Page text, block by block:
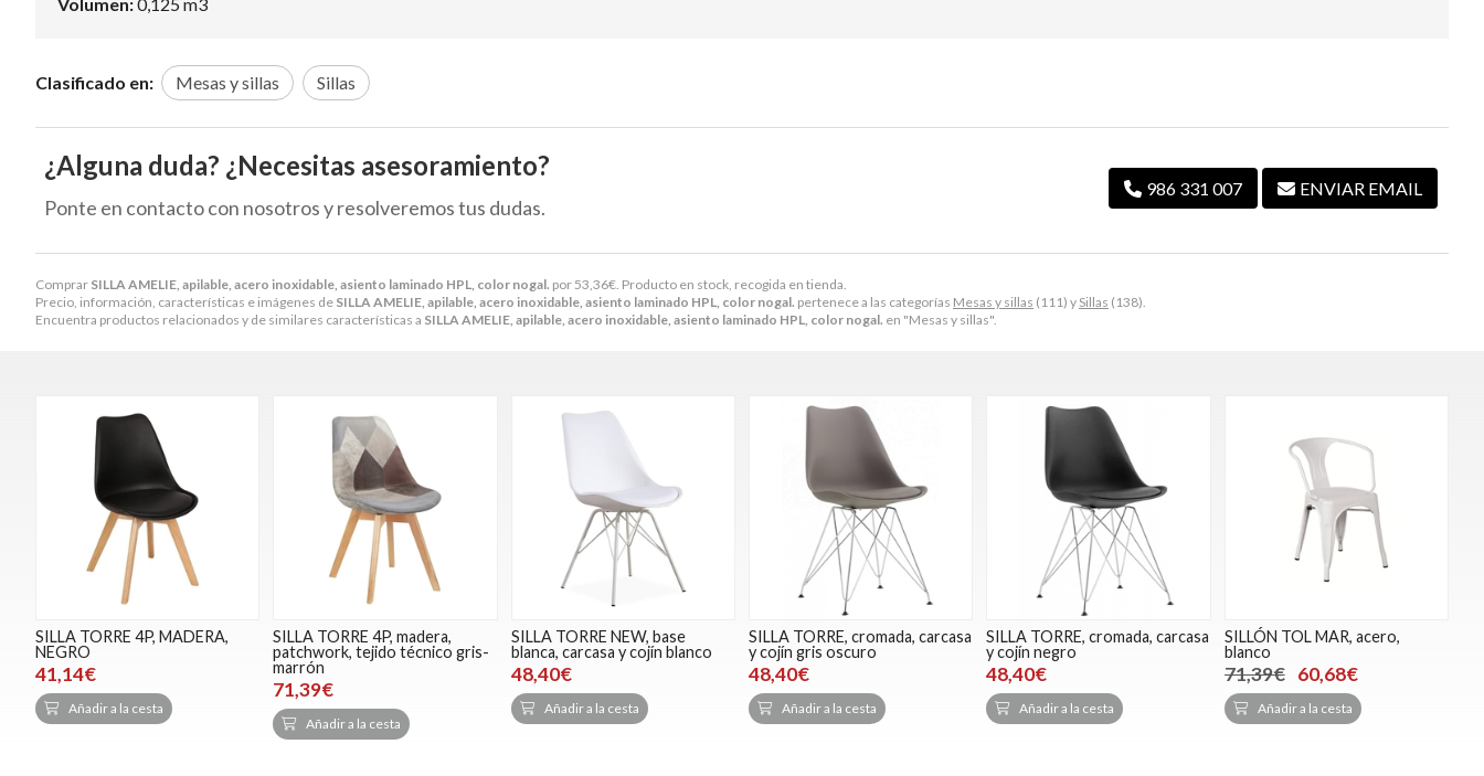
Comprar SILLA AMELIE, apilable, acero inoxidable, asiento laminado HPL, color nogal. por 53,36€. Producto en stock, recogida en tienda.
Precio, información, características e imágenes de SILLA AMELIE, apilable, acero inoxidable, asiento laminado HPL, color nogal. pertenece a las categorías Mesas y sillas (111) y Sillas (138).
Encuentra productos relacionados y de similares características a SILLA AMELIE, apilable, acero inoxidable, asiento laminado HPL, color nogal. en "Mesas y sillas".
Clasificado en: Mesas y sillas Sillas
¿Alguna duda? ¿Necesitas asesoramiento?
Ponte en contacto con nosotros y resolveremos tus dudas.
986 331 007 ENVIAR EMAIL
SILLA TORRE 4P, MADERA,
NEGRO
41,14€
Añadir a la cesta
SILLA TORRE 4P, madera,
patchwork, tejido técnico gris-
marrón
71,39€
Añadir a la cesta
SILLA TORRE NEW, base
blanca, carcasa y cojín blanco
48,40€
Añadir a la cesta
SILLA TORRE, cromada, carcasa
y cojín gris oscuro
48,40€
Añadir a la cesta
SILLA TORRE, cromada, carcasa
y cojín negro
48,40€
Añadir a la cesta
SILLÓN TOL MAR, acero,
blanco
71,39€ 60,68€
Añadir a la cesta